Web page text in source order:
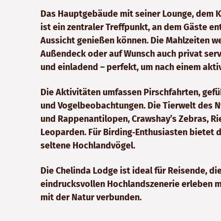
Das Hauptgebäude mit seiner Lounge, dem
ist ein zentraler Treffpunkt, an dem Gäste
Aussicht genießen können. Die Mahlzeiten
Außendeck oder auf Wunsch auch privat
und einladend – perfekt, um nach einem
Die Aktivitäten umfassen Pirschfahrten,
und Vogelbeobachtungen. Die Tierwelt des
und Rappenantilopen, Crawshay’s Zebras,
Leoparden. Für Birding‑Enthusiasten bietet
seltene Hochlandvögel.
Die Chelinda Lodge ist ideal für Reisende,
eindrucksvollen Hochlandszenerie erleben
mit der Natur verbunden.